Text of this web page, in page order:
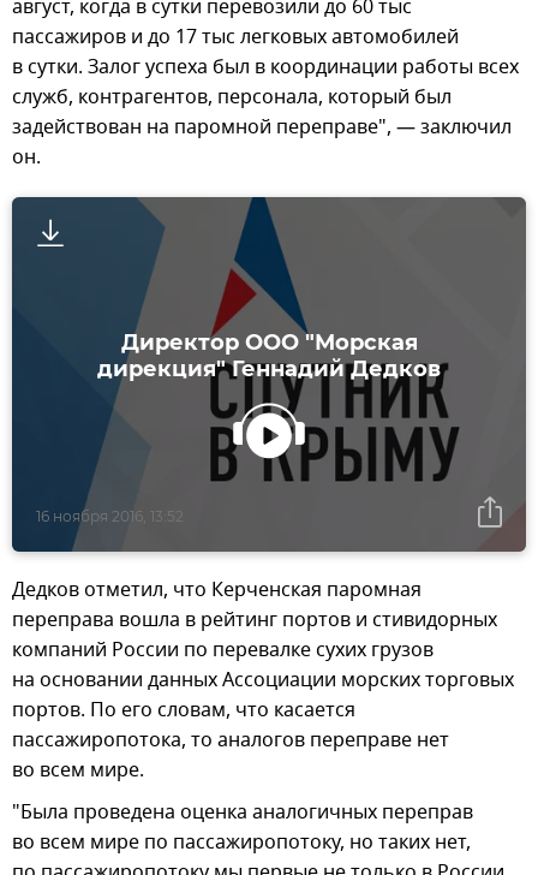
август, когда в сутки перевозили до 60 тыс
пассажиров и до 17 тыс легковых автомобилей
в сутки. Залог успеха был в координации работы всех
служб, контрагентов, персонала, который был
задействован на паромной переправе", — заключил
он.
Директор ООО "Морская
дирекция" Геннадий Дедков
16 ноября 2016, 13:52
Дедков отметил, что Керченская паромная
переправа вошла в рейтинг портов и стивидорных
компаний России по перевалке сухих грузов
на основании данных Ассоциации морских торговых
портов. По его словам, что касается
пассажиропотока, то аналогов переправе нет
во всем мире.
"Была проведена оценка аналогичных переправ
во всем мире по пассажиропотоку, но таких нет,